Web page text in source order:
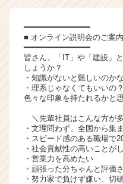
活
サ
ト
チ
ア
キ
ャ
リ
ア
（C
h
━━━━━━━━━━━━━━
■ オンライン説明会のご案内
━━━━━━━━━━━━━━
皆さん、「IT」や「建設」
しょうか？
・知識がないと難しいのか
・理系じゃなくてもいいの？
色々な印象を持たれるかと思
＼先輩社員はこんな方が
・文理問わず、全国から集
・スピード感のある職場で
・社会貢献性の高いことが
・営業力を高めたい
・頑張った分ちゃんと評価
・努力家で負けず嫌い、切